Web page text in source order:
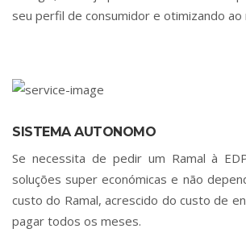
seu perfil de consumidor e otimizando
SISTEMA AUTONOMO
Se necessita de pedir um Ramal à
soluções super económicas e não
custo do Ramal, acrescido do custo de
pagar todos os meses.